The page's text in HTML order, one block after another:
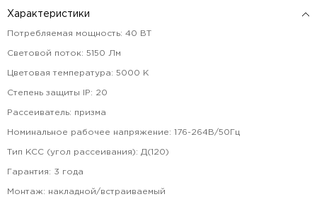
Характеристики
Потребляемая мощность: 40 ВТ
Световой поток: 5150 Лм
Цветовая температура: 5000 К
Степень защиты IP: 20
Рассеиватель: призма
Номинальное рабочее напряжение: 176-264В/50Гц
Тип КСС (угол рассеивания): Д(120)
Гарантия: 3 года
Монтаж: накладной/встраиваемый